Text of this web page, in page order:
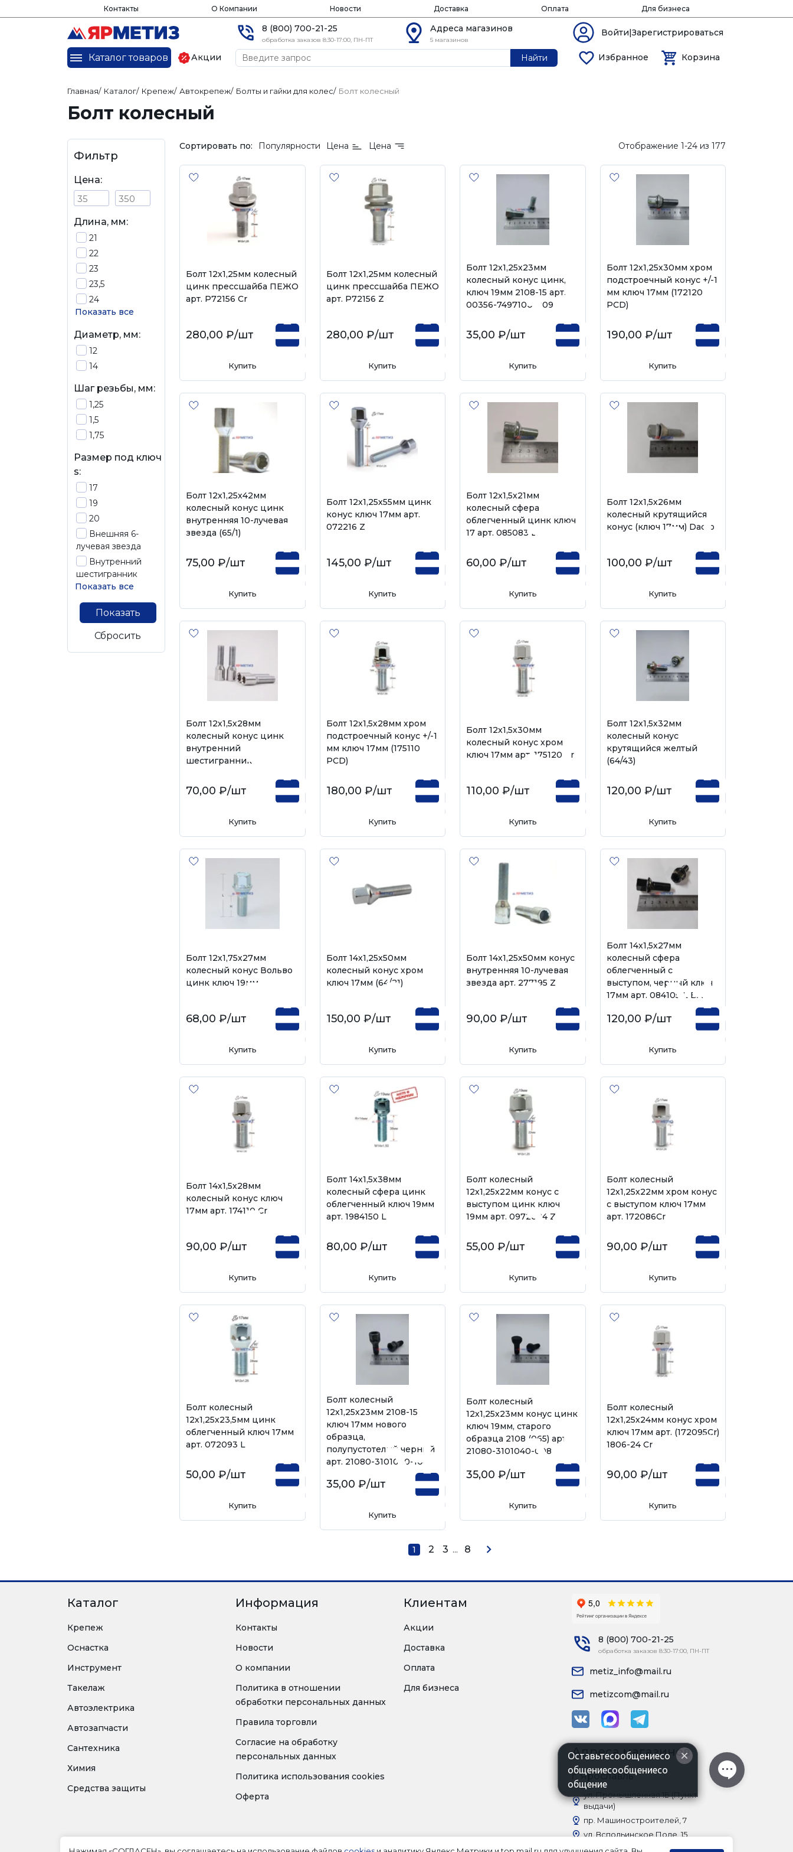
Контакты О Компании Новости Доставка Оплата Для бизнеса
8 (800) 700-21-25
обработка заказов 8:30-17:00, ПН-ПТ
Адреса магазинов
5 магазинов
Войти|Зарегистрироваться
Каталог товаров Акции Найти Избранное Корзина
Главная/ Каталог/ Крепеж/ Автокрепеж/ Болты и гайки для колес/ Болт колесный
Болт колесный
Фильтр
Цена:
Длина, мм:
21
22
23
23,5
24
Показать все
Диаметр, мм:
12
14
Шаг резьбы, мм:
1,25
1,5
1,75
Размер под ключ
s:
17
19
20
Внешняя 6-
лучевая звезда
Внутренний
шестигранник
Показать все
Показать
Сбросить
Сортировать по: Популярности Цена Цена Отображение 1-24 из 177
Болт 12х1,25мм колесный
цинк прессшайба ПЕЖО
арт. P72156 Cr
280,00 ₽/шт
Купить
Болт 12х1,25мм колесный
цинк прессшайба ПЕЖО
арт. P72156 Z
280,00 ₽/шт
Купить
Болт 12х1,25х23мм
колесный конус цинк,
ключ 19мм 2108-15 арт.
00356-7497100-009
35,00 ₽/шт
Купить
Болт 12х1,25х30мм хром
подстроечный конус +/-1
мм ключ 17мм (172120
PCD)
190,00 ₽/шт
Купить
Болт 12х1,25х42мм
колесный конус цинк
внутренняя 10-лучевая
звезда (65/1)
75,00 ₽/шт
Купить
Болт 12х1,25х55мм цинк
конус ключ 17мм арт.
072216 Z
145,00 ₽/шт
Купить
Болт 12х1,5х21мм
колесный сфера
облегченный цинк ключ
17 арт. 085083 L
60,00 ₽/шт
Купить
Болт 12х1,5х26мм
колесный крутящийся
конус (ключ 17мм) Dacro
100,00 ₽/шт
Купить
Болт 12х1,5х28мм
колесный конус цинк
внутренний
шестигранник
70,00 ₽/шт
Купить
Болт 12х1,5х28мм хром
подстроечный конус +/-1
мм ключ 17мм (175110
PCD)
180,00 ₽/шт
Купить
Болт 12х1,5х30мм
колесный конус хром
ключ 17мм арт. 175120 Cr
110,00 ₽/шт
Купить
Болт 12х1,5х32мм
колесный конус
крутящийся желтый
(64/43)
120,00 ₽/шт
Купить
Болт 12х1,75х27мм
колесный конус Вольво
цинк ключ 19мм
68,00 ₽/шт
Купить
Болт 14х1,25х50мм
колесный конус хром
ключ 17мм (64/21)
150,00 ₽/шт
Купить
Болт 14х1,25х50мм конус
внутренняя 10-лучевая
звезда арт. 277195 Z
90,00 ₽/шт
Купить
Болт 14х1,5х27мм
колесный сфера
облегченный с
выступом, черный ключ
17мм арт. 084105 L BA
120,00 ₽/шт
Купить
Болт 14х1,5х28мм
колесный конус ключ
17мм арт. 174110 Cr
90,00 ₽/шт
Купить
Болт 14х1,5х38мм
колесный сфера цинк
облегченный ключ 19мм
арт. 1984150 L
80,00 ₽/шт
Купить
Болт колесный
12х1,25х22мм конус с
выступом цинк ключ
19мм арт. 0972084 Z
55,00 ₽/шт
Купить
Болт колесный
12х1,25х22мм хром конус
с выступом ключ 17мм
арт. 172086Cr
90,00 ₽/шт
Купить
Болт колесный
12х1,25х23,5мм цинк
облегченный ключ 17мм
арт. 072093 L
50,00 ₽/шт
Купить
Болт колесный
12х1,25х23мм 2108-15
ключ 17мм нового
образца,
полупустотелый черный
арт. 21080-3101040-108
35,00 ₽/шт
Купить
Болт колесный
12х1,25х23мм конус цинк
ключ 19мм, старого
образца 2108 (065) арт.
21080-3101040-008
35,00 ₽/шт
Купить
Болт колесный
12х1,25х24мм конус хром
ключ 17мм арт. (172095Сr)
1806-24 Cr
90,00 ₽/шт
Купить
1 2 3 ... 8
Каталог
Крепеж
Оснастка
Инструмент
Такелаж
Автоэлектрика
Автозапчасти
Сантехника
Химия
Средства защиты
Информация
Контакты
Новости
О компании
Политика в отношении
обработки персональных данных
Правила торговли
Согласие на обработку
персональных данных
Политика использования cookies
Оферта
Клиентам
Акции
Доставка
Оплата
Для бизнеса
8 (800) 700-21-25
обработка заказов 8:30-17:00, ПН-ПТ
metiz_info@mail.ru
metizcom@mail.ru
Адреса магазинов
г. Ярославль
ул. Промышленная 1Б (Пункт
выдачи)
пр. Машиностроителей, 7
ул. Вспольинское Поле, 15
Московский проспект, 82а
Оставьтесообщениесо
общениесообщениесо
общение